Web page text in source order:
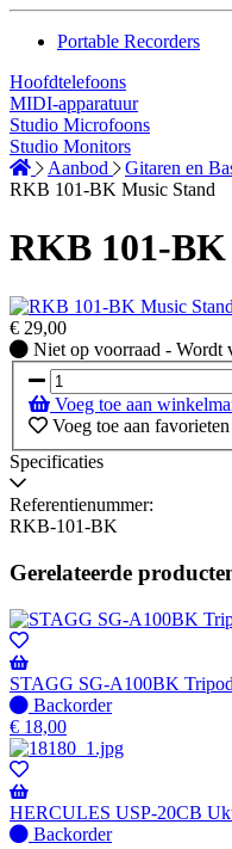
Portable Recorders
Hoofdtelefoons
MIDI-apparatuur
Studio Microfoons
Studio Monitors
Aanbod
Gitaren en
RKB 101-BK Music Stand
RKB 101-
€ 29,00
Niet
op
voorraad
-
Wordt
verzonden
beschikbaar
Niet op voorraad - Wordt
Voeg toe aan
Voeg toe aan favorieten
Specificaties
Referentienummer:
RKB-101-BK
Gerelateerde
STAGG SG-A100BK
Niet
op
voorraad
-
Wordt
verzonden
wanneer
Backorder
€ 18,00
HERCULES USP-20CB
Niet
Backorder